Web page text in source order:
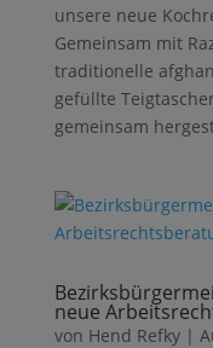
unsere neue
Gemeinsam mit
traditionelle
gefüllte
gemeinsam
neue
von Hend Refky|